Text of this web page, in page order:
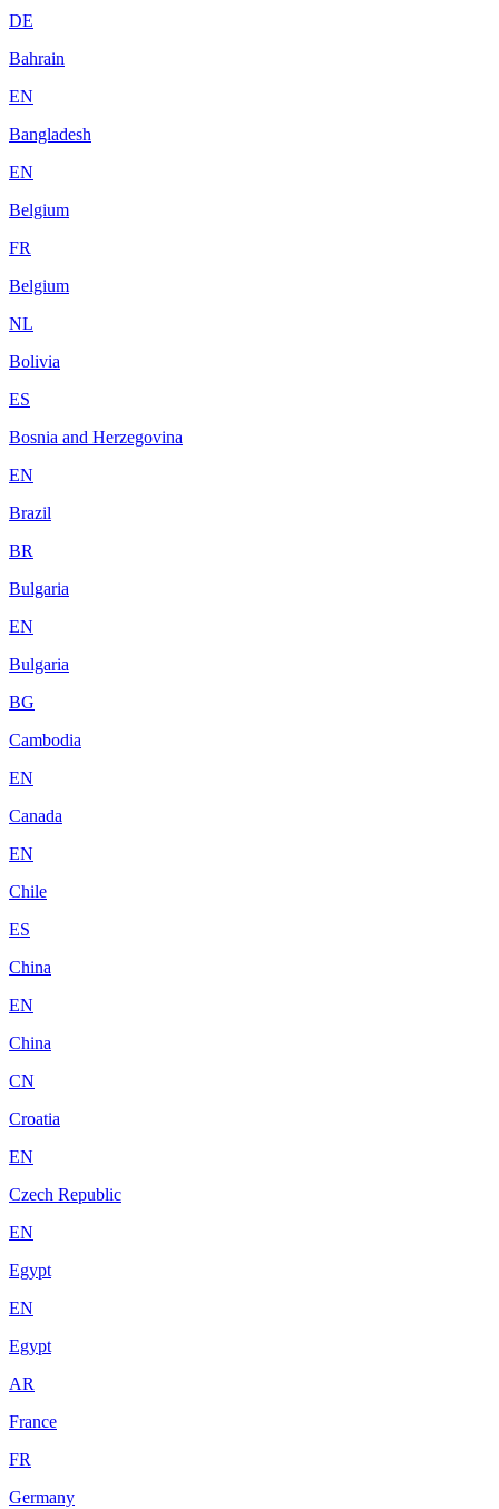
DE
Bahrain
EN
Bangladesh
EN
Belgium
FR
Belgium
NL
Bolivia
ES
Bosnia and Herzegovina
EN
Brazil
BR
Bulgaria
EN
Bulgaria
BG
Cambodia
EN
Canada
EN
Chile
ES
China
EN
China
CN
Croatia
EN
Czech Republic
EN
Egypt
EN
Egypt
AR
France
FR
Germany